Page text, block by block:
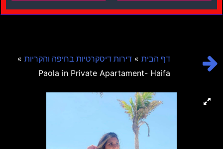
דף הבית» דירות דיסקרטיות בחיפה והקריות»
Paola in Private Apartament- Haifa